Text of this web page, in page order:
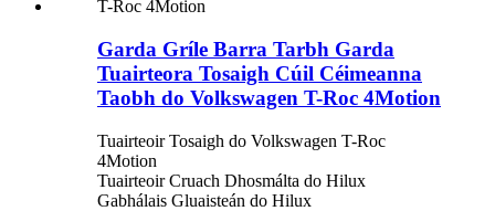
Garda Gríle Barra Tarbh Garda
Tuairteora Tosaigh Cúil Céimeanna
Taobh do Volkswagen T-Roc 4Motion
Tuairteoir Tosaigh do Volkswagen T-Roc
4Motion
Tuairteoir Cruach Dhosmálta do Hilux
Gabhálais Gluaisteán do Hilux